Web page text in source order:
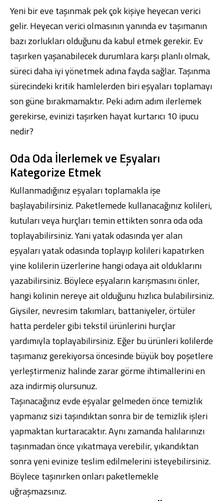
Yeni bir eve taşınmak pek çok kişiye heyecan verici
gelir. Heyecan verici olmasının yanında ev taşımanın
bazı zorlukları olduğunu da kabul etmek gerekir. Ev
taşırken yaşanabilecek durumlara karşı planlı olmak,
süreci daha iyi yönetmek adına fayda sağlar. Taşınma
sürecindeki kritik hamlelerden biri eşyaları toplamayı
son güne bırakmamaktır. Peki adım adım ilerlemek
gerekirse, evinizi taşırken hayat kurtarıcı 10 ipucu
nedir?
Oda Oda İlerlemek ve Eşyaları
Kategorize Etmek
Kullanmadığınız eşyaları toplamakla işe
başlayabilirsiniz. Paketlemede kullanacağınız kolileri,
kutuları veya hurçları temin ettikten sonra oda oda
toplayabilirsiniz. Yani yatak odasında yer alan
eşyaları yatak odasında toplayıp kolileri kapatırken
yine kolilerin üzerlerine hangi odaya ait olduklarını
yazabilirsiniz. Böylece eşyaların karışmasını önler,
hangi kolinin nereye ait olduğunu hızlıca bulabilirsiniz.
Giysiler, nevresim takımları, battaniyeler, örtüler
hatta perdeler gibi tekstil ürünlerini hurçlar
yardımıyla toplayabilirsiniz. Eğer bu ürünleri kolilerde
taşımanız gerekiyorsa öncesinde büyük boy poşetlere
yerleştirmeniz halinde zarar görme ihtimallerini en
aza indirmiş olursunuz.
Taşınacağınız evde eşyalar gelmeden önce temizlik
yapmanız sizi taşındıktan sonra bir de temizlik işleri
yapmaktan kurtaracaktır. Aynı zamanda halılarınızı
taşınmadan önce yıkatmaya verebilir, yıkandıktan
sonra yeni evinize teslim edilmelerini isteyebilirsiniz.
Böylece taşınırken onları paketlemekle
uğraşmazsınız.